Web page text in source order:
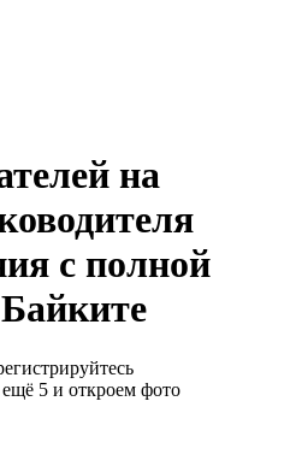
на
с полной
5 и откроем фото